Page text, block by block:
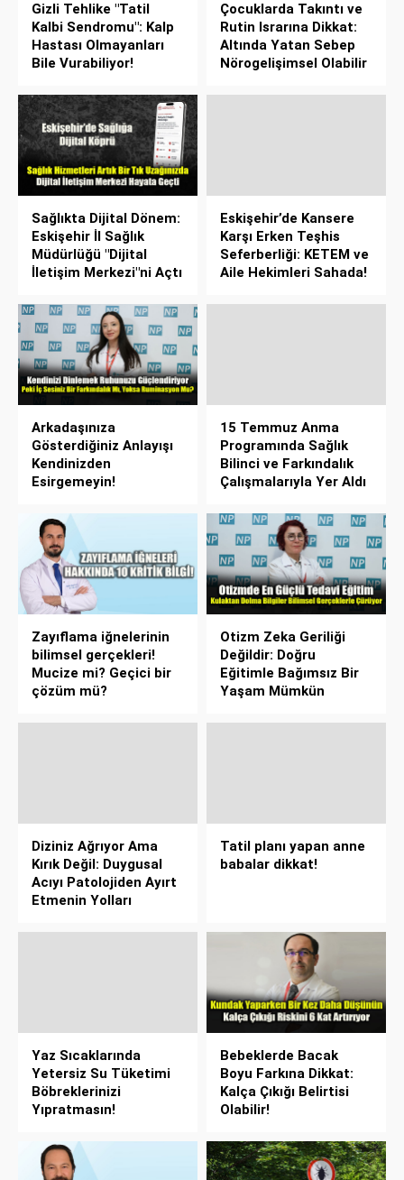
Gizli Tehlike "Tatil
Kalbi Sendromu": Kalp
Hastası Olmayanları
Bile Vurabiliyor!
Çocuklarda Takıntı ve
Rutin Israrına Dikkat:
Altında Yatan Sebep
Nörogelişimsel Olabilir
Sağlıkta Dijital Dönem:
Eskişehir İl Sağlık
Müdürlüğü "Dijital
İletişim Merkezi"ni Açtı
Eskişehir’de Kansere
Karşı Erken Teşhis
Seferberliği: KETEM ve
Aile Hekimleri Sahada!
Arkadaşınıza
Gösterdiğiniz Anlayışı
Kendinizden
Esirgemeyin!
15 Temmuz Anma
Programında Sağlık
Bilinci ve Farkındalık
Çalışmalarıyla Yer Aldı
Zayıflama iğnelerinin
bilimsel gerçekleri!
Mucize mi? Geçici bir
çözüm mü?
Otizm Zeka Geriliği
Değildir: Doğru
Eğitimle Bağımsız Bir
Yaşam Mümkün
Diziniz Ağrıyor Ama
Kırık Değil: Duygusal
Acıyı Patolojiden Ayırt
Etmenin Yolları
Tatil planı yapan anne
babalar dikkat!
Yaz Sıcaklarında
Yetersiz Su Tüketimi
Böbreklerinizi
Yıpratmasın!
Bebeklerde Bacak
Boyu Farkına Dikkat:
Kalça Çıkığı Belirtisi
Olabilir!